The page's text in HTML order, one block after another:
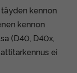
kennon
kennon
(D40, D40x,
ei